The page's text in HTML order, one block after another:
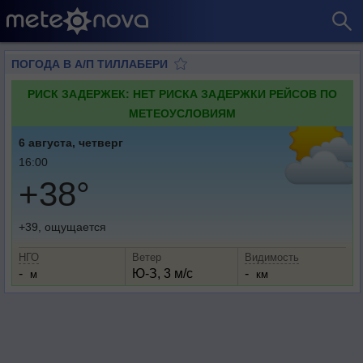
ПОГОДА В А/П ТИЛЛАБЕРИ
РИСК ЗАДЕРЖЕК: НЕТ РИСКА ЗАДЕРЖКИ РЕЙСОВ ПО
МЕТЕОУСЛОВИЯМ
6 августа, четверг
16:00
+38°
+39, ощущается
НГО
- м
Ветер
Ю-З, 3 м/с
Видимость
- км